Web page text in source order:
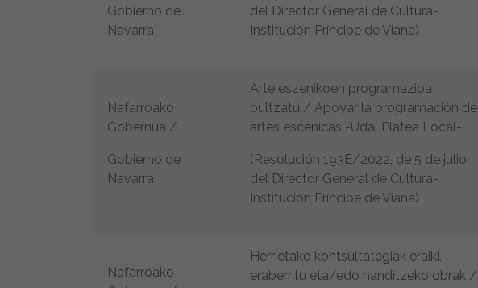
Gobierno de
Navarra
del Director General de Cultura-
Institución Príncipe de Viana)
Nafarroako
Gobernua /
Gobierno de
Navarra
Arte eszenikoen programazioa
bultzatu / Apoyar la programación de
artes escénicas -Udal Platea Local-
(Resolución 193E/2022, de 5 de julio,
del Director General de Cultura-
Institución Príncipe de Viana)
Nafarroako
Herrietako kontsultategiak eraiki,
eraberritu eta/edo handitzeko obrak /